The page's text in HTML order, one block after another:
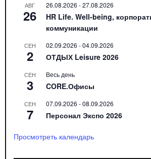
АВГ
26
26.08.2026 -27.08.2026
HR Life. Well-being,
коммуникации
СЕН
2
02.09.2026 -04.09.2026
ОТДЫХ Leisure 2026
СЕН
3
Весь день
CORE.Офисы
СЕН
7
07.09.2026 -08.09.2026
Персонал Экспо 2026
Просмотреть календарь